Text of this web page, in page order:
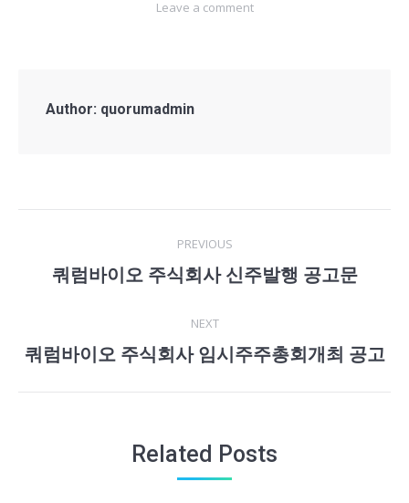
Leave a comment
Author: quorumadmin
navigation
PREVIOUS
Previous
쿼럼바이오 주식회사 신주발행 공고문
NEXT
Next
쿼럼바이오 주식회사 임시주주총회개최 공고
Related Posts